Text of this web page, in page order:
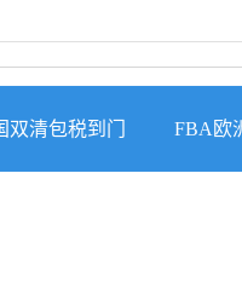
双清包税到门 FBA欧